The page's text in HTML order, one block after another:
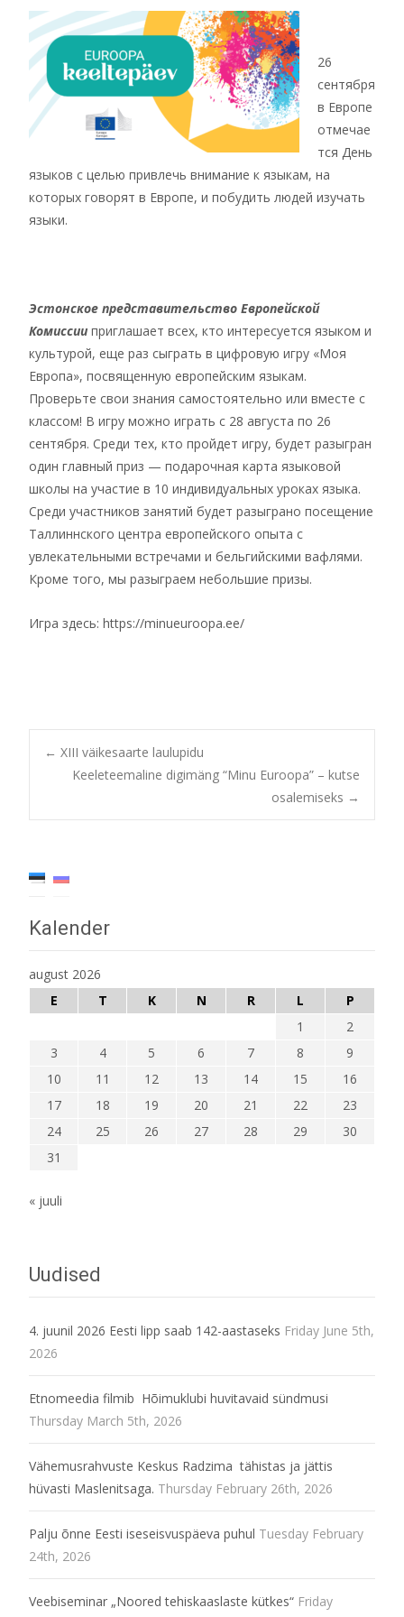
26
сентября
в Европе
отмечае
тся День
языков с целью привлечь внимание к языкам, на
которых говорят в Европе, и побудить людей изучать
языки.
Эстонское представительство Европейской
Комиссии приглашает всех, кто интересуется языком и
культурой, еще раз сыграть в цифровую игру «Моя
Европа», посвященную европейским языкам.
Проверьте свои знания самостоятельно или вместе с
классом! В игру можно играть с 28 августа по 26
сентября. Среди тех, кто пройдет игру, будет разыгран
один главный приз — подарочная карта языковой
школы на участие в 10 индивидуальных уроках языка.
Среди участников занятий будет разыграно посещение
Таллиннского центра европейского опыта с
увлекательными встречами и бельгийскими вафлями.
Кроме того, мы разыграем небольшие призы.
Игра здесь: https://minueuroopa.ee/
Post
navigation
← XIII väikesaarte laulupidu
Keeleteemaline digimäng “Minu Euroopa” – kutse
osalemiseks →
Kalender
august 2026
E
T K N R L
P
1
2
3
4 5 6 7 8
9
10
11 12 13 14 15
16
17
18 19 20 21 22
23
24
25 26 27 28 29
30
31
« juuli
Uudised
4. juunil 2026 Eesti lipp saab 142-aastaseks Friday June 5th,
2026
Etnomeedia filmib Hõimuklubi huvitavaid sündmusi
Thursday March 5th, 2026
Vähemusrahvuste Keskus Radzima tähistas ja jättis
hüvasti Maslenitsaga. Thursday February 26th, 2026
Palju õnne Eesti iseseisvuspäeva puhul Tuesday February
24th, 2026
Veebiseminar „Noored tehiskaaslaste kütkes“ Friday